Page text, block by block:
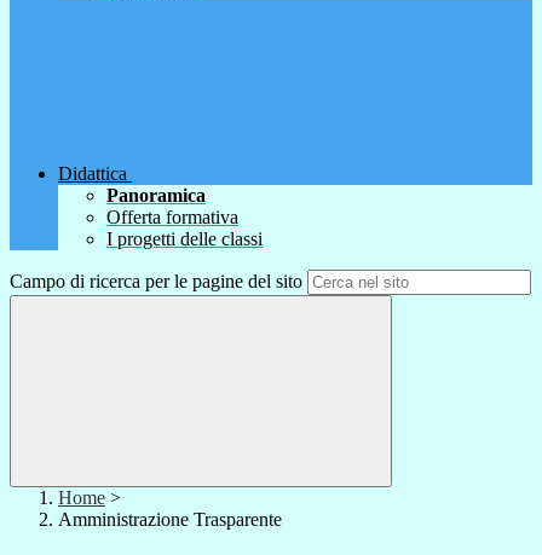
Didattica
Panoramica
Offerta formativa
I progetti delle classi
Campo di ricerca per le pagine del sito
Home >
Amministrazione Trasparente